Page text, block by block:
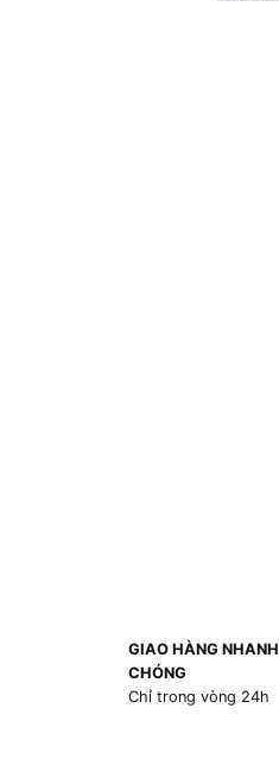
GIAO HÀNG NHANH
CHÓNG
Chỉ trong vòng 24h